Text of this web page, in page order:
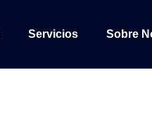
Servicios Sobre